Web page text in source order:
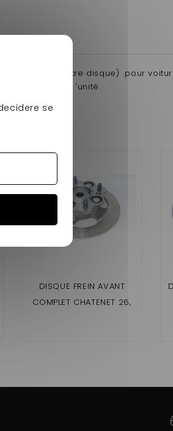
de votre disque) pour
vendu a l 'unité.
DISQUE FREIN AVANT
COMPLET CHATENET 26,
se